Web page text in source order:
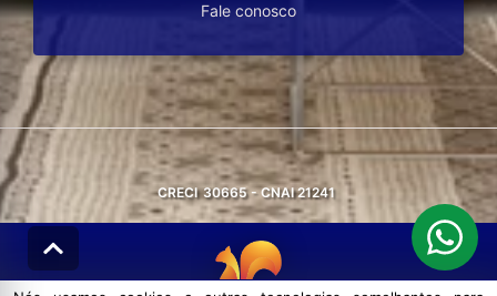
Fale conosco
CRECI 30665 - CNAI 21241